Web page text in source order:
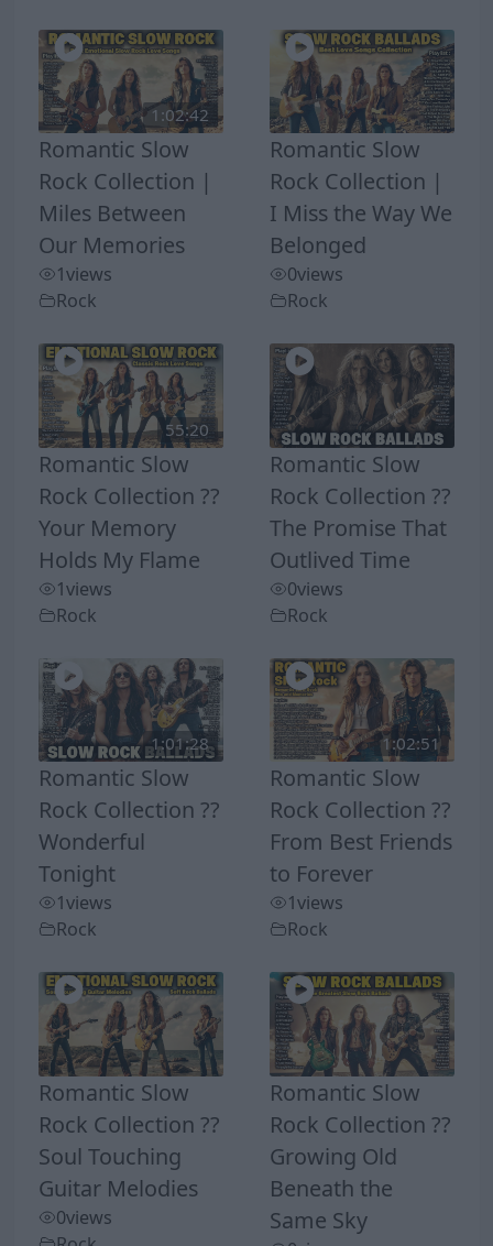
1:02:42
Romantic Slow
Rock Collection |
Miles Between
Our Memories
1views
Rock
Romantic Slow
Rock Collection |
I Miss the Way We
Belonged
0views
Rock
55:20
Romantic Slow
Rock Collection ??
Your Memory
Holds My Flame
1views
Rock
Romantic Slow
Rock Collection ??
The Promise That
Outlived Time
0views
Rock
1:01:28
Romantic Slow
Rock Collection ??
Wonderful
Tonight
1views
Rock
1:02:51
Romantic Slow
Rock Collection ??
From Best Friends
to Forever
1views
Rock
Romantic Slow
Rock Collection ??
Soul Touching
Guitar Melodies
0views
Romantic Slow
Rock Collection ??
Growing Old
Beneath the
Same Sky